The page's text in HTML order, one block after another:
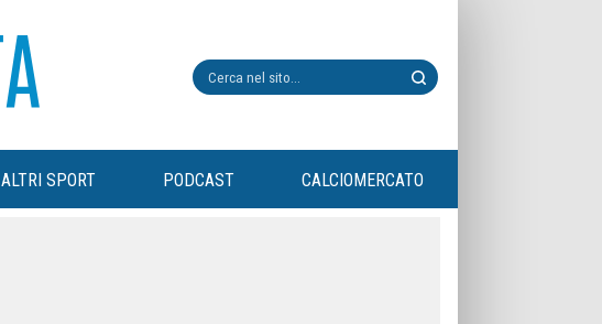
ALTRI SPORT PODCAST CALCIOMERCATO